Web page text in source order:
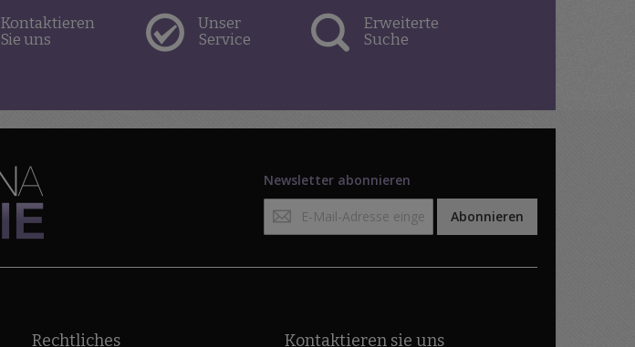
Kontaktieren
Sie uns
Unser
Service
Erweiterte
Suche
Newsletter abonnieren
zum
Abonnieren
Rechtliches Kontaktieren sie uns